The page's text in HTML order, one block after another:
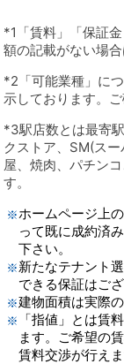
*1「賃料」「保証
額の記載がない場
*2「可能業種」に
示しております。
*3駅店数とは最寄
クストア、SM(ス
屋、焼肉、パチン
す。
ホームページ上
って既に成約済
下さい。
新たなテナント
できる保証はござ
建物面積は実際
「指値」とは賃
ます。ご希望の
賃料交渉が行え